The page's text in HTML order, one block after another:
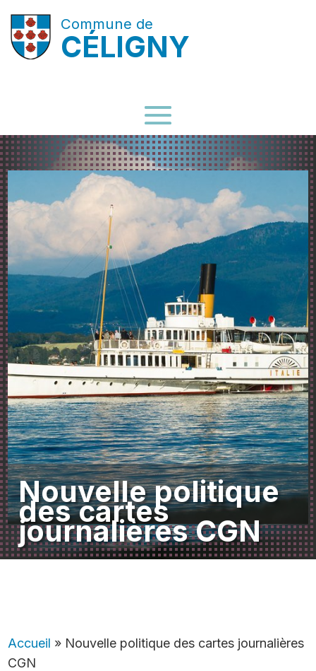
Commune de
CÉLIGNY
Nouvelle politique
des cartes
journalières CGN
Accueil » Nouvelle politique des cartes journalières
CGN